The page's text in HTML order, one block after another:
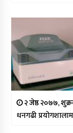
२ जेष्ठ २०७७,
धनगढी